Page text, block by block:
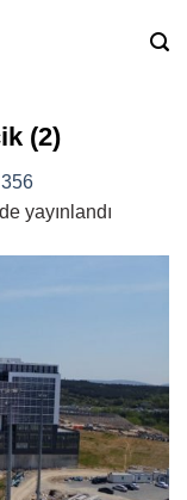
(2)
yayınlandı